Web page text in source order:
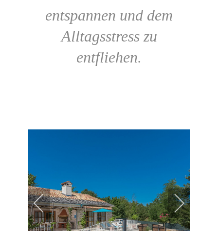
entspannen und dem
Alltagsstress zu
entfliehen.